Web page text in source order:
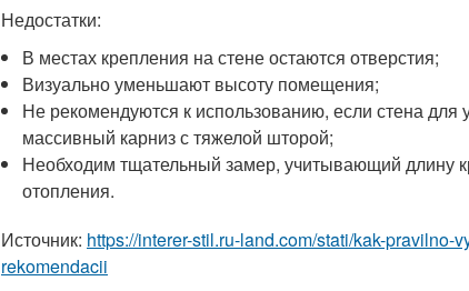
Недостатки:
В местах крепления на стене остаются отверстия;
Визуально уменьшают высоту помещения;
Не рекомендуются к использованию, если стена для
массивный карниз с тяжелой шторой;
Необходим тщательный замер, учитывающий длину
отопления.
Источник: https://interer-stil.ru-land.com/stati/kak-
rekomendacii